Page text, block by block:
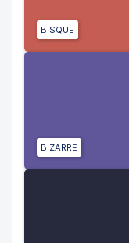
BISQUE
BIZARRE